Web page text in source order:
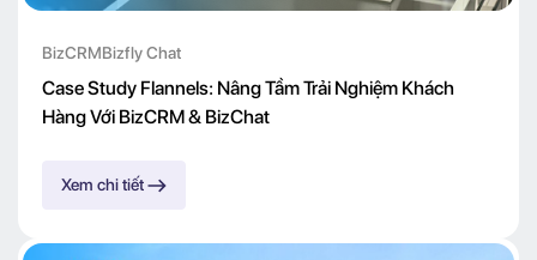
BizCRMBizfly Chat
Case Study Flannels: Nâng Tầm Trải Nghiệm Khách
Hàng Với BizCRM & BizChat
Xem chi tiết